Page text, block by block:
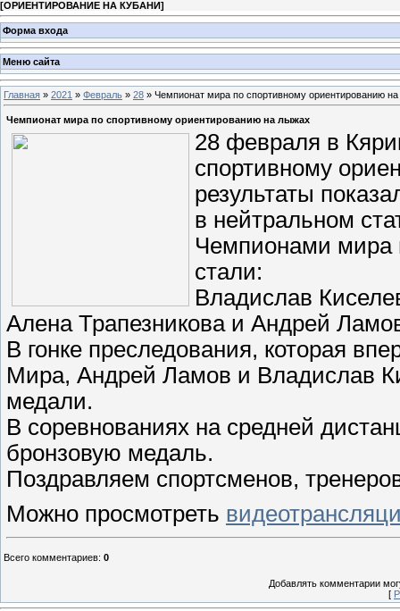
[ОРИЕНТИРОВАНИЕ НА КУБАНИ]
Форма входа
Меню сайта
Главная » 2021 » Февраль » 28 » Чемпионат мира по спортивному ориентированию
Чемпионат мира по спортивному ориентированию на лыжах
28 февраля в
спортивному
результаты
в нейтральном
Чемпионами мира
стали:
Владислав
Алена Трапезникова и Андрей
В гонке преследования, которая
Мира, Андрей Ламов и Владислав
медали.
В соревнованиях на средней
бронзовую медаль.
Поздравляем спортсменов,
Можно просмотреть
Всего комментариев: 0
Добавлять комментарии
[